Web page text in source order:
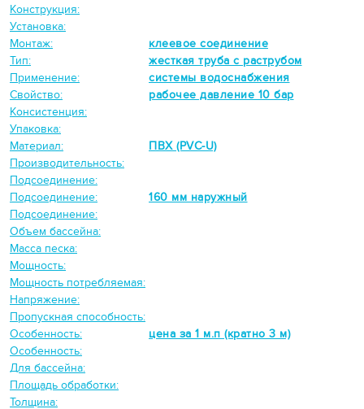
Конструкция:
Установка:
Монтаж:
клеевое соединение
Тип:
жесткая труба с раструбом
Применение:
системы водоснабжения
Свойство:
рабочее давление 10 бар
Консистенция:
Упаковка:
Материал:
ПВХ (PVC-U)
Производительность:
Подсоединение:
Подсоединение:
160 мм наружный
Подсоединение:
Объем бассейна:
Масса песка:
Мощность:
Мощность потребляемая:
Напряжение:
Пропускная способность:
Особенность:
цена за 1 м.п (кратно 3 м)
Особенность:
Для бассейна:
Площадь обработки:
Толщина: